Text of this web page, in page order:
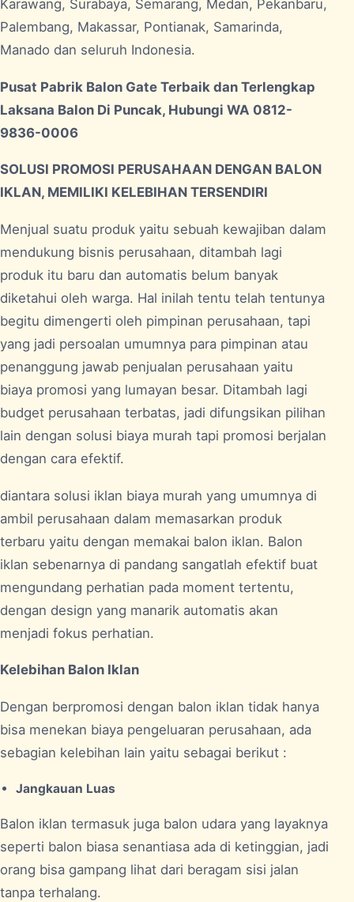
Karawang, Surabaya, Semarang, Medan, Pekanbaru,
Palembang, Makassar, Pontianak, Samarinda,
Manado dan seluruh Indonesia.
Pusat Pabrik Balon Gate Terbaik dan Terlengkap
Laksana Balon Di Puncak, Hubungi WA 0812-
9836-0006
SOLUSI PROMOSI PERUSAHAAN DENGAN BALON
IKLAN, MEMILIKI KELEBIHAN TERSENDIRI
Menjual suatu produk yaitu sebuah kewajiban dalam
mendukung bisnis perusahaan, ditambah lagi
produk itu baru dan automatis belum banyak
diketahui oleh warga. Hal inilah tentu telah tentunya
begitu dimengerti oleh pimpinan perusahaan, tapi
yang jadi persoalan umumnya para pimpinan atau
penanggung jawab penjualan perusahaan yaitu
biaya promosi yang lumayan besar. Ditambah lagi
budget perusahaan terbatas, jadi difungsikan pilihan
lain dengan solusi biaya murah tapi promosi berjalan
dengan cara efektif.
diantara solusi iklan biaya murah yang umumnya di
ambil perusahaan dalam memasarkan produk
terbaru yaitu dengan memakai balon iklan. Balon
iklan sebenarnya di pandang sangatlah efektif buat
mengundang perhatian pada moment tertentu,
dengan design yang manarik automatis akan
menjadi fokus perhatian.
Kelebihan Balon Iklan
Dengan berpromosi dengan balon iklan tidak hanya
bisa menekan biaya pengeluaran perusahaan, ada
sebagian kelebihan lain yaitu sebagai berikut :
Jangkauan Luas
Balon iklan termasuk juga balon udara yang layaknya
seperti balon biasa senantiasa ada di ketinggian, jadi
orang bisa gampang lihat dari beragam sisi jalan
tanpa terhalang.